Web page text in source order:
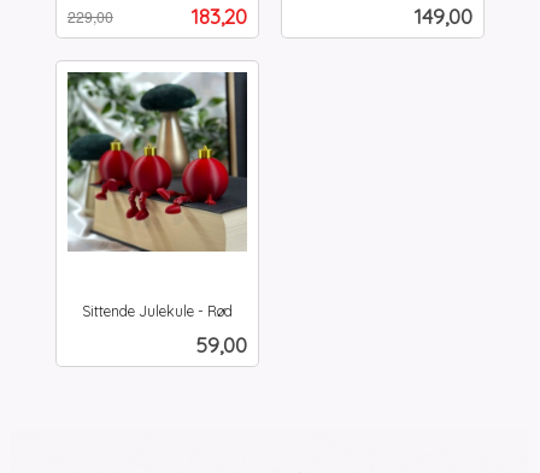
Tilbud
183,20
229,00
mva.
Pris
149,00
Sittende Julekule - Rød
Pris
59,00